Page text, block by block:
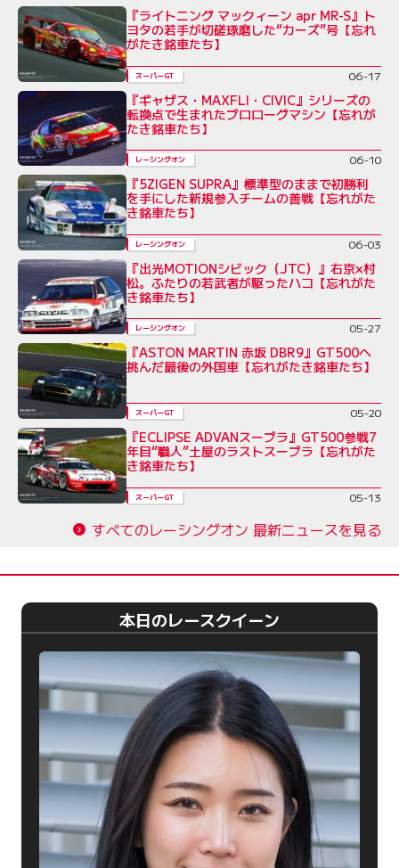
『ライトニング マックィーン apr MR-S』ト
ヨタの若手が切磋琢磨した“カーズ”号【忘れ
がたき銘車たち】
スーパーGT 06-17
『ギャザス・MAXFLI・CIVIC』シリーズの
転換点で生まれたプロローグマシン【忘れが
たき銘車たち】
レーシングオン 06-10
『5ZIGEN SUPRA』標準型のままで初勝利
を手にした新規参入チームの善戦【忘れがた
き銘車たち】
レーシングオン 06-03
『出光MOTIONシビック（JTC）』右京×村
松。ふたりの若武者が駆ったハコ【忘れがた
き銘車たち】
レーシングオン 05-27
『ASTON MARTIN 赤坂 DBR9』GT500へ
挑んだ最後の外国車【忘れがたき銘車たち】
スーパーGT 05-20
『ECLIPSE ADVANスープラ』GT500参戦7
年目“職人”土屋のラストスープラ【忘れがた
き銘車たち】
スーパーGT 05-13
すべてのレーシングオン 最新ニュースを見る
本日のレースクイーン